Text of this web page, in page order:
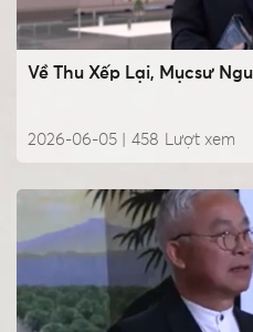
Về Thu Xếp Lại, Mụcsư
2026-06-05 | Lượt xem
458